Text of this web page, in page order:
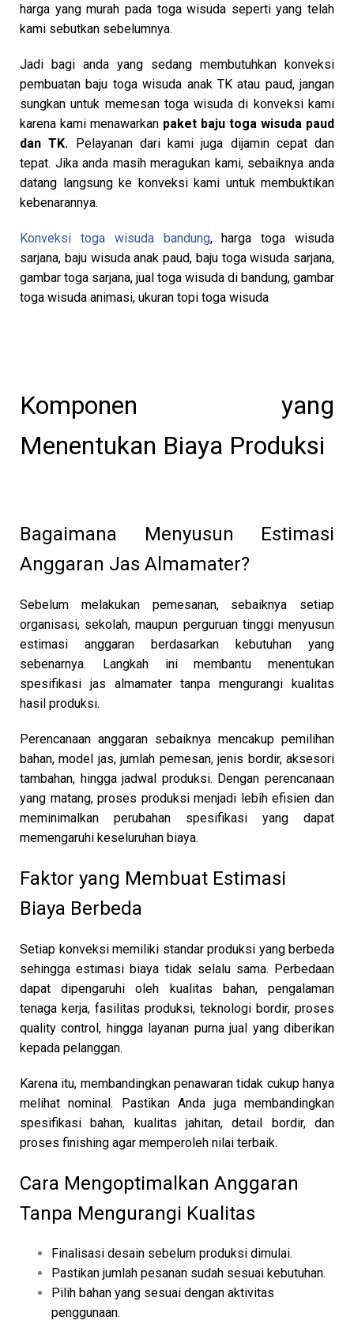
harga yang murah pada toga wisuda seperti yang telah
kami sebutkan sebelumnya.
Jadi bagi anda yang sedang membutuhkan konveksi
pembuatan baju toga wisuda anak TK atau paud, jangan
sungkan untuk memesan toga wisuda di konveksi kami
karena kami menawarkan paket baju toga wisuda paud
dan TK. Pelayanan dari kami juga dijamin cepat dan
tepat. Jika anda masih meragukan kami, sebaiknya anda
datang langsung ke konveksi kami untuk membuktikan
kebenarannya.
Konveksi toga wisuda bandung, harga toga wisuda
sarjana, baju wisuda anak paud, baju toga wisuda sarjana,
gambar toga sarjana, jual toga wisuda di bandung, gambar
toga wisuda animasi, ukuran topi toga wisuda
Komponen yang
Menentukan Biaya Produksi
Bagaimana Menyusun Estimasi
Anggaran Jas Almamater?
Sebelum melakukan pemesanan, sebaiknya setiap
organisasi, sekolah, maupun perguruan tinggi menyusun
estimasi anggaran berdasarkan kebutuhan yang
sebenarnya. Langkah ini membantu menentukan
spesifikasi jas almamater tanpa mengurangi kualitas
hasil produksi.
Perencanaan anggaran sebaiknya mencakup pemilihan
bahan, model jas, jumlah pemesan, jenis bordir, aksesori
tambahan, hingga jadwal produksi. Dengan perencanaan
yang matang, proses produksi menjadi lebih efisien dan
meminimalkan perubahan spesifikasi yang dapat
memengaruhi keseluruhan biaya.
Faktor yang Membuat Estimasi
Biaya Berbeda
Setiap konveksi memiliki standar produksi yang berbeda
sehingga estimasi biaya tidak selalu sama. Perbedaan
dapat dipengaruhi oleh kualitas bahan, pengalaman
tenaga kerja, fasilitas produksi, teknologi bordir, proses
quality control, hingga layanan purna jual yang diberikan
kepada pelanggan.
Karena itu, membandingkan penawaran tidak cukup hanya
melihat nominal. Pastikan Anda juga membandingkan
spesifikasi bahan, kualitas jahitan, detail bordir, dan
proses finishing agar memperoleh nilai terbaik.
Cara Mengoptimalkan Anggaran
Tanpa Mengurangi Kualitas
Finalisasi desain sebelum produksi dimulai.
Pastikan jumlah pesanan sudah sesuai kebutuhan.
Pilih bahan yang sesuai dengan aktivitas
penggunaan.